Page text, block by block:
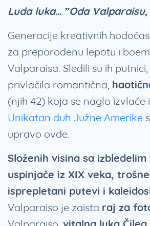
Luda luka…” Oda
Generacije kreativnih
za preporođenu lepotu i
Valparaisa. Sledili su ih
privlačila romantična,
(njih 42) koja se naglo izvlače
Unikatan duh Južne Amerike
upravo ovde.
Složenih visina sa izbledelim
uspinjače iz XIX veka,
isprepletani putevi i
Valparaiso je zaista raj za